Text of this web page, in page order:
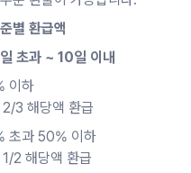
별 환급액
초과 ~ 10일 이내
이하
2/3 해당액 환급
초과 50% 이하
2 해당액 환급